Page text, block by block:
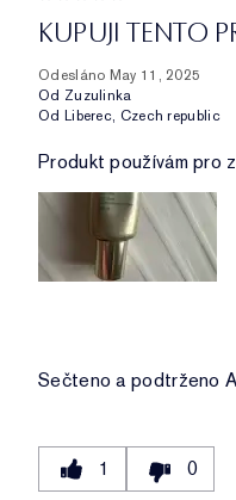
KUPUJI TENTO
Odesláno May 11, 2025
Od Zuzulinka
Od Liberec, Czech republic
Produkt používám pro
Sečteno a podtrženo
1 0